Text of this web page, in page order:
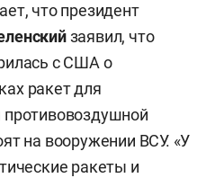
что президент
заявил, что
с США о
ракет для
противовоздушной
на вооружении ВСУ. «У
ракеты и